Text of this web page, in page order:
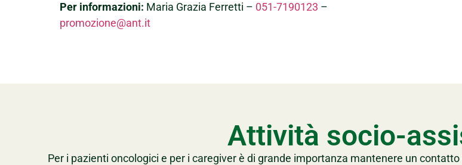
Per informazioni: Maria Grazia Ferretti – 051-7190123 –
promozione@ant.it
Attività socio-
Per i pazienti oncologici e per i caregiver è di grande importanza mantenere un